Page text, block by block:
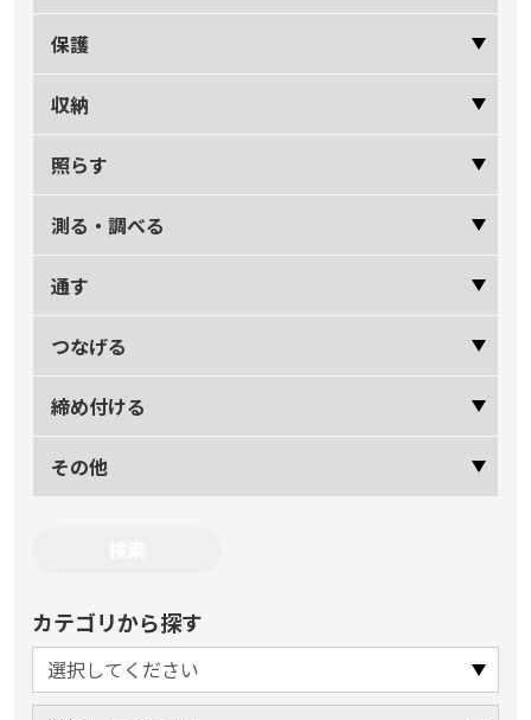
保護
収納
照らす
測る・調べる
通す
つなげる
締め付ける
その他
カテゴリから探す